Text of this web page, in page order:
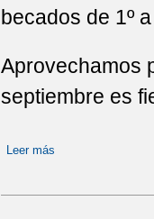
becados de 1º
Aprovechamos
septiembre es
Leer más